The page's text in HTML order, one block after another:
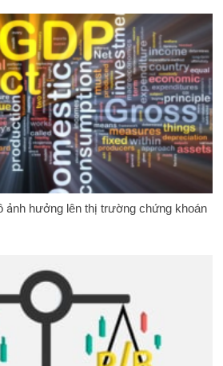
ảnh hưởng lên thị trường chứng khoán